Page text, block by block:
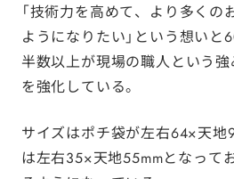
「技術力を高めて、より多くの
ようになりたい」という想い
半数以上が現場の職人という
を強化している。
サイズはポチ袋が左右64×天地
は左右35×天地55mmとなって